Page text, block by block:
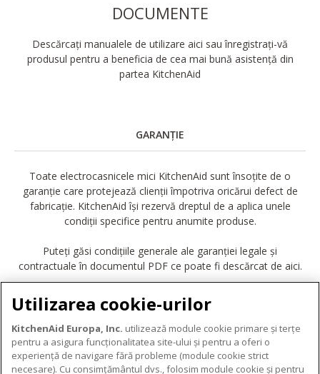
DOCUMENTE
Descărcați manualele de utilizare aici sau înregistrați-vă
produsul pentru a beneficia de cea mai bună asistență din
partea KitchenAid
GARANȚIE
Toate electrocasnicele mici KitchenAid sunt însoțite de o
garanție care protejează clienții împotriva oricărui defect de
fabricație. KitchenAid își rezervă dreptul de a aplica unele
condiții specifice pentru anumite produse.
Puteți găsi condițiile generale ale garanției legale și
contractuale în documentul PDF ce poate fi descărcat de aici.
DESCĂRCARE GARANȚIE
Utilizarea cookie-urilor
KitchenAid Europa, Inc. utilizează module cookie primare și terțe
pentru a asigura funcționalitatea site-ului și pentru a oferi o
experiență de navigare fără probleme (module cookie strict
necesare). Cu consimțământul dvs., folosim module cookie și pentru